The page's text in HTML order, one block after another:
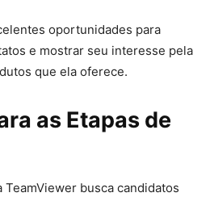
oportunidades para
e mostrar seu interesse pela
que ela oferece.
as Etapas de
busca candidatos